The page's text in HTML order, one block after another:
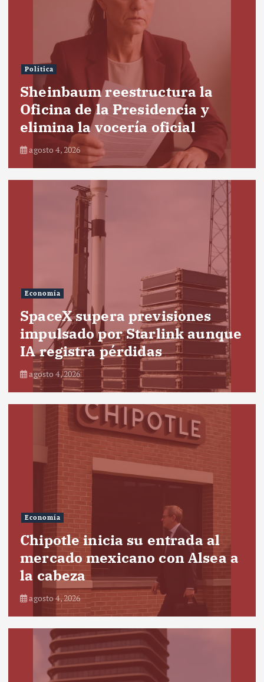
Política
Sheinbaum reestructura la
Oficina de la Presidencia y
elimina la vocería oficial
agosto 4, 2026
Economía
SpaceX supera previsiones
impulsado por Starlink aunque
IA registra pérdidas
agosto 4, 2026
Economía
Chipotle inicia su entrada al
mercado mexicano con Alsea a
la cabeza
agosto 4, 2026